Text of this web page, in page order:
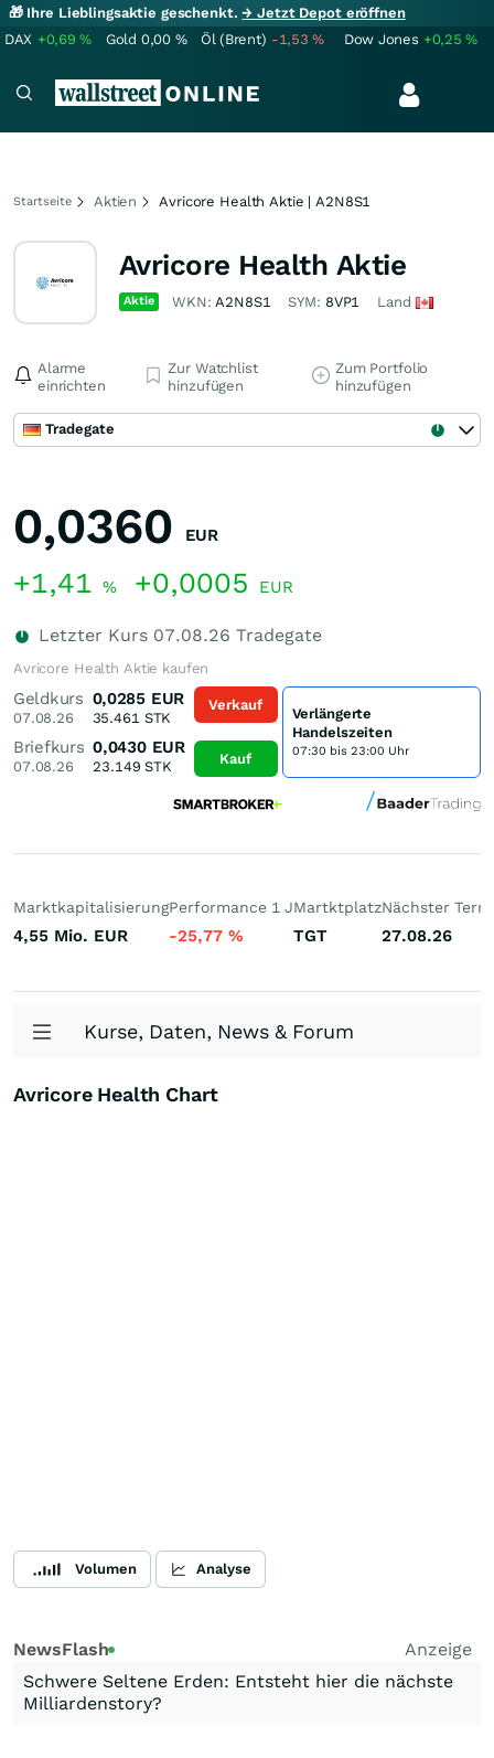
🎁 Ihre Lieblingsaktie geschenkt.→ Jetzt Depot eröffnen
DAX +0,69% Gold 0,00 % Öl (Brent) -1,53% Dow Jones +0,25%
Startseite Aktien Avricore Health Aktie | A2N8S1
Avricore Health Aktie
Aktie WKN:A2N8S1 SYM: 8VP1 Land
Alarme
einrichten
Zur Watchlist
hinzufügen
Zum Portfolio
hinzufügen
Tradegate
0,0360 EUR
+1,41 % +0,0005 EUR
Letzter Kurs 07.08.26 Tradegate
Avricore Health Aktie kaufen
Geldkurs
07.08.26
0,0285 EUR
35.461 STK
Briefkurs
07.08.26
0,0430 EUR
23.149 STK
Verkauf
Kauf
Verlängerte
Handelszeiten
07:30 bis 23:00 Uhr
Marktkapitalisierung
4,55 Mio. EUR
Performance 1 J
-25,77 %
Martktplatz
TGT
Nächster
27.08.26
Kurse, Daten, News & Forum
Avricore Health Chart
Volumen Analyse
NewsFlash
Anzeige
Schwere Seltene Erden: Entsteht hier die nächste
Milliardenstory?